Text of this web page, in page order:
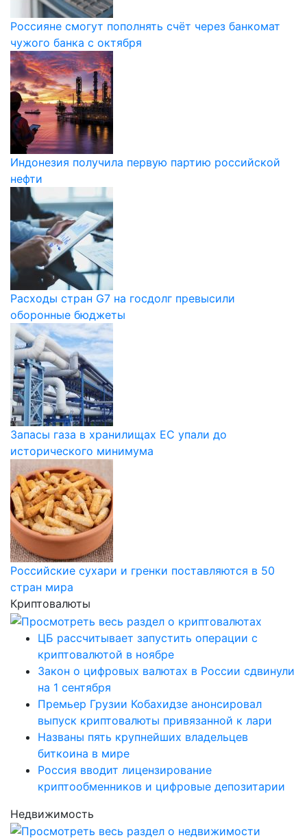
Россияне смогут пополнять счёт через банкомат
чужого банка с октября
Индонезия получила первую партию российской
нефти
Расходы стран G7 на госдолг превысили
оборонные бюджеты
Запасы газа в хранилищах ЕС упали до
исторического минимума
Российские сухари и гренки поставляются в 50
стран мира
Криптовалюты
ЦБ рассчитывает запустить операции с
криптовалютой в ноябре
Закон о цифровых валютах в России сдвинули
на 1 сентября
Премьер Грузии Кобахидзе анонсировал
выпуск криптовалюты привязанной к лари
Названы пять крупнейших владельцев
биткоина в мире
Россия вводит лицензирование
криптообменников и цифровые депозитарии
Недвижимость